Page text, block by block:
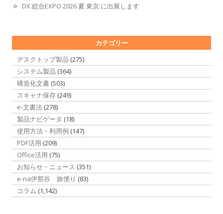
DX 総合EXPO 2026 夏 東京 に出展します
カテゴリー
デスクトップ製品 (275)
システム製品 (364)
構造化文書 (503)
スキャナ保存 (249)
e-文書法 (278)
製品ナビゲータ (18)
使用方法・利用例 (147)
PDF活用 (209)
Office活用 (75)
お知らせ・ニュース (351)
e-na伊那谷 旅便り (83)
コラム (1,142)